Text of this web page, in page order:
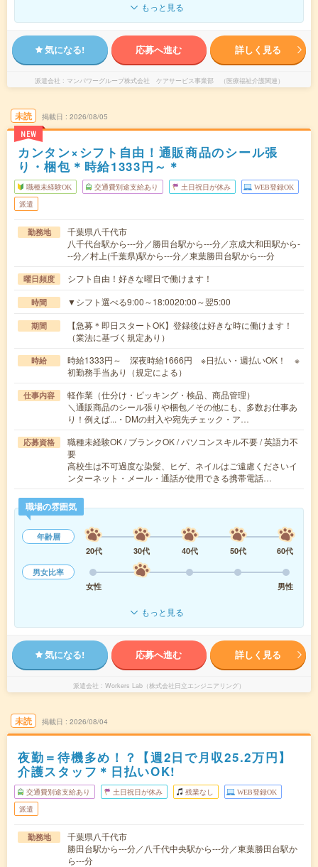
もっと見る
気になる! 応募へ進む 詳しく見る
派遣会社 マンパワーグループ株式会社 ケアサービス事業部 （医療福祉介護関連）
未読
NEW
掲載日 2026/08/05
カンタン×シフト自由！通販商品のシール張
り・梱包＊時給1333円～＊
職種未経験OK 交通費別途支給あり 土日祝日が休み WEB登録OK
派遣
勤務地
千葉県八千代市
八千代台駅から---分／勝田台駅から---分／京成大和田駅から-
--分／村上(千葉県)駅から---分／東葉勝田台駅から---分
曜日頻度 シフト自由！好きな曜日で働けます！
時間 ▼シフト選べる9:00～18:0020:00～翌5:00
期間
【急募＊即日スタートOK】登録後は好きな時に働けます！
（業法に基づく規定あり）
時給
時給1333円～ 深夜時給1666円 ※日払い・週払いOK！ ※
初勤務手当あり（規定による）
仕事内容
軽作業（仕分け・ピッキング・検品、商品管理）
＼通販商品のシール張りや梱包／その他にも、多数お仕事あ
り！例えば...・DMの封入や宛先チェック・ア…
応募資格
職種未経験OK / ブランクOK / パソコンスキル不要 / 英語力不
要
高校生は不可過度な染髪、ヒゲ、ネイルはご遠慮くださいイ
ンターネット・メール・通話が使用できる携帯電話…
職場の雰囲気
年齢層
20代
30代 40代 50代
60代
男女比率
女性
男性
もっと見る
気になる! 応募へ進む 詳しく見る
派遣会社 Workers Lab（株式会社日立エンジニアリング）
未読 掲載日 2026/08/04
夜勤＝待機多め！？【週2日で月収25.2万円】
介護スタッフ＊日払いOK!
交通費別途支給あり 土日祝日が休み 残業なし WEB登録OK
派遣
勤務地
千葉県八千代市
勝田台駅から---分／八千代中央駅から---分／東葉勝田台駅か
ら---分